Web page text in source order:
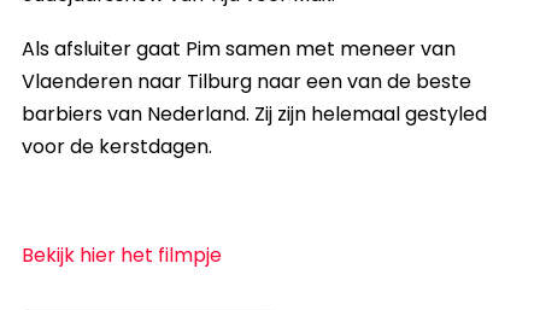
Als afsluiter gaat Pim samen met meneer van
Vlaenderen naar Tilburg naar een van de beste
barbiers van Nederland. Zij zijn helemaal gestyled
voor de kerstdagen.
Bekijk hier het filmpje